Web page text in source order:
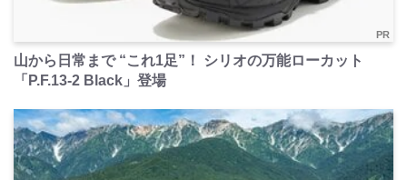
PR
山から日常まで “これ1足”！ シリオの万能ローカット
「P.F.13-2 Black」登場